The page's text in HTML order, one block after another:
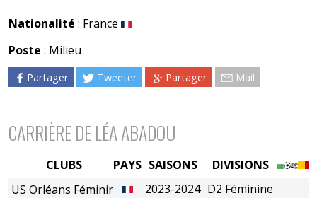
Nationalité : France
Poste : Milieu
Partager Tweeter Partager Mail
CARRIÈRE DE LÉA ABADOU
PAYS SAISONS
DIVISIONS
2023-2024 D2 Féminine
CLUBS
US Orléans Féminin